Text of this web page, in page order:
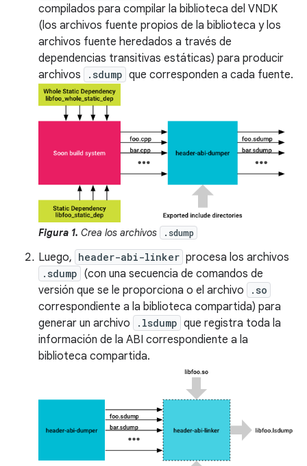
compilados para compilar la biblioteca del VNDK
(los archivos fuente propios de la biblioteca y los
archivos fuente heredados a través de
dependencias transitivas estáticas) para producir
archivos
.sdump que corresponden a cada fuente.
Figura 1. Crea los archivos .sdump
Luego, header-abi-linker procesa los archivos
.sdump (con una secuencia de comandos de
versión que se le proporciona o el archivo
.so
correspondiente a la biblioteca compartida) para
generar un archivo
.lsdump que registra toda la
información de la ABI correspondiente a la
biblioteca compartida.